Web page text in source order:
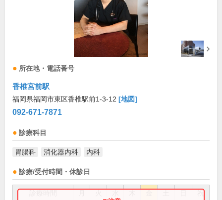
所在地・電話番号
香椎宮前駅
福岡県福岡市東区香椎駅前1-3-12 [地図]
092-671-7871
診療科目
胃腸科 消化器内科 内科
診療/受付時間・休診日
祝